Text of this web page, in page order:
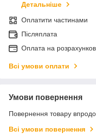
Детальніше
Оплатити частинами
Післяплата
Оплата на
Всі умови оплати
Умови повернення
Повернення товару
Всі умови повернення